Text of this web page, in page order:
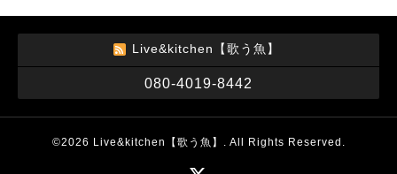
Live&kitchen【歌う魚】
080-4019-8442
©2026 Live&kitchen【歌う魚】 . All Rights Reserved.